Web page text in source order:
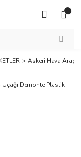
Askeri Hava